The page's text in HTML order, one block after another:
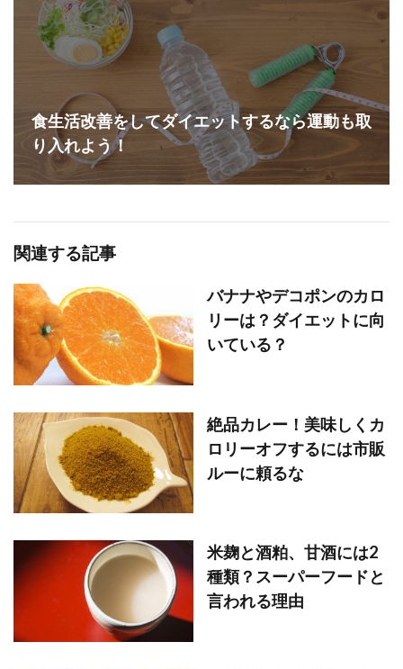
食生活改善をしてダイエットするなら運動も取
り入れよう！
関連する記事
バナナやデコポンのカロ
リーは？ダイエットに向
いている？
絶品カレー！美味しくカ
ロリーオフするには市販
ルーに頼るな
米麹と酒粕、甘酒には2
種類？スーパーフードと
言われる理由